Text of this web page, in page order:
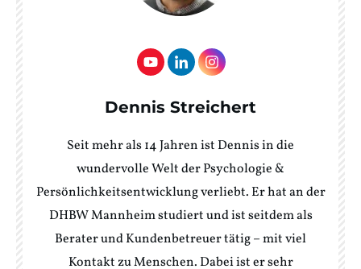
Dennis Streichert
Seit mehr als 14 Jahren ist Dennis in die
wundervolle Welt der Psychologie &
Persönlichkeitsentwicklung verliebt. Er hat an der
DHBW Mannheim studiert und ist seitdem als
Berater und Kundenbetreuer tätig – mit viel
Kontakt zu Menschen. Dabei ist er sehr